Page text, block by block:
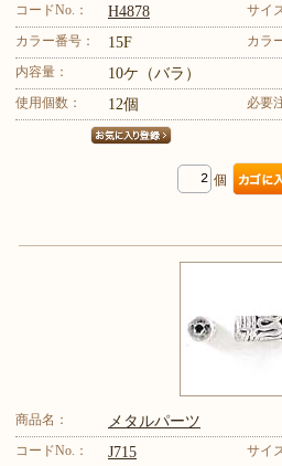
コードNo.： H4878 サイ
カラー番号： 15F
カラ
内容量：
10ケ（バラ）
使用個数： 12個 必要
個
商品名： メタルパーツ
コードNo.： J715 サイ